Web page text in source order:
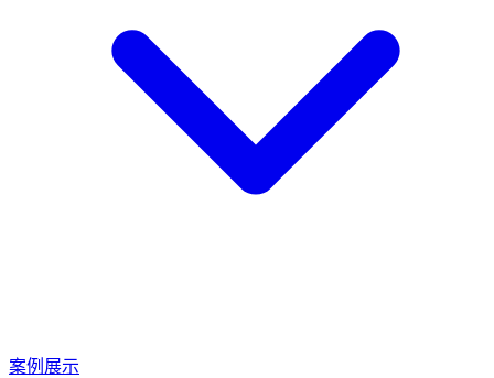
案例展示